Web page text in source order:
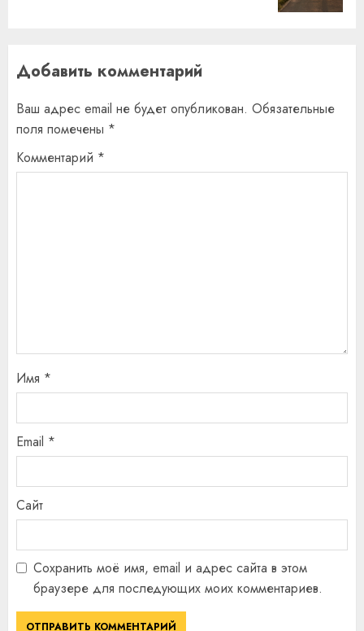
Добавить комментарий
Ваш адрес email не будет опубликован. Обязательные
поля помечены *
Комментарий *
Имя *
Email *
Сайт
Сохранить моё имя, email и адрес сайта в этом
браузере для последующих моих комментариев.